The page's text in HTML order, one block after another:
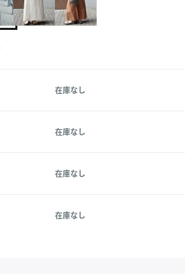
在庫なし
在庫なし
在庫なし
在庫なし